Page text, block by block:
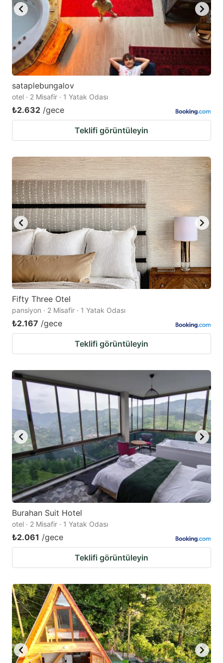
sataplebungalov
otel · 2 Misafir · 1 Yatak Odası
₺2.632 /gece
Teklifi görüntüleyin
Fifty Three Otel
pansiyon · 2 Misafir · 1 Yatak Odası
₺2.167 /gece
Teklifi görüntüleyin
Burahan Suit Hotel
otel · 2 Misafir · 1 Yatak Odası
₺2.061 /gece
Teklifi görüntüleyin